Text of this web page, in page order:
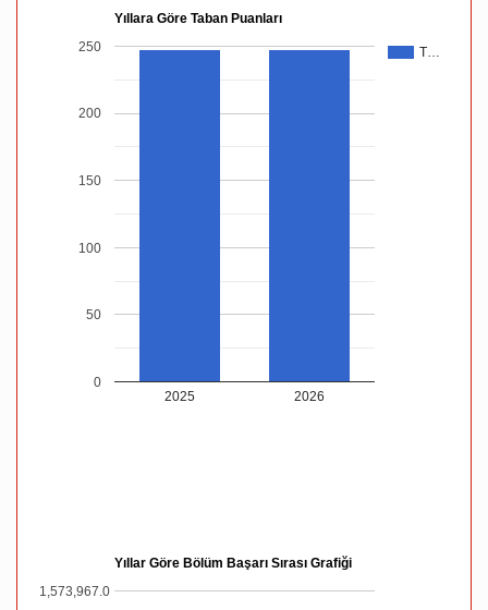
Yıllara Göre Taban Puanları
T…
2025 2026
0
50
100
150
200
250
Yıllar Göre Bölüm Başarı Sırası Grafiği
1,573,967.0